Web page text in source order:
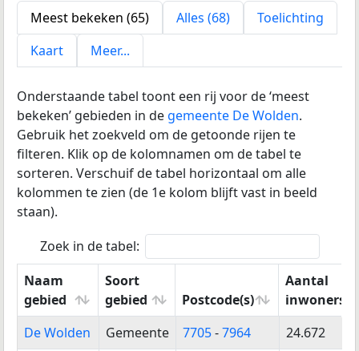
Meest bekeken (65) Alles (68)
Toelichting
Kaart
Meer...
Onderstaande tabel toont een rij voor de ‘meest
bekeken’ gebieden in de gemeente De Wolden.
Gebruik het zoekveld om de getoonde rijen te
filteren. Klik op de kolomnamen om de tabel te
sorteren. Verschuif de tabel horizontaal om alle
kolommen te zien (de 1e kolom blijft vast in beeld
staan).
Zoek in de tabel:
Naam
gebied
Soort
gebied
Postcode(s)
Aantal
inwoners
Naam
gebied
Soort
gebied
Postcode(s)
Aantal
inwoners
De Wolden Gemeente 7705-7964
24.672